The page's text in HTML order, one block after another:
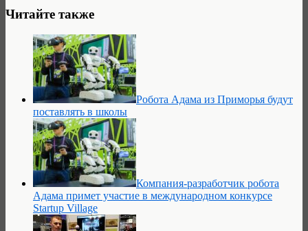
Читайте также
Робота Адама из Приморья будут
поставлять в школы
Компания-разработчик робота
Адама примет участие в международном конкурсе
Startup Village